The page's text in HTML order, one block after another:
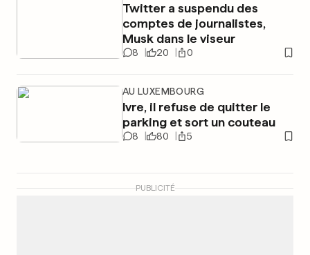
Twitter a suspendu des
comptes de journalistes,
Musk dans le viseur
8 20 0
AU LUXEMBOURG
Ivre, il refuse de quitter le
parking et sort un couteau
8 80 5
PUBLICITÉ